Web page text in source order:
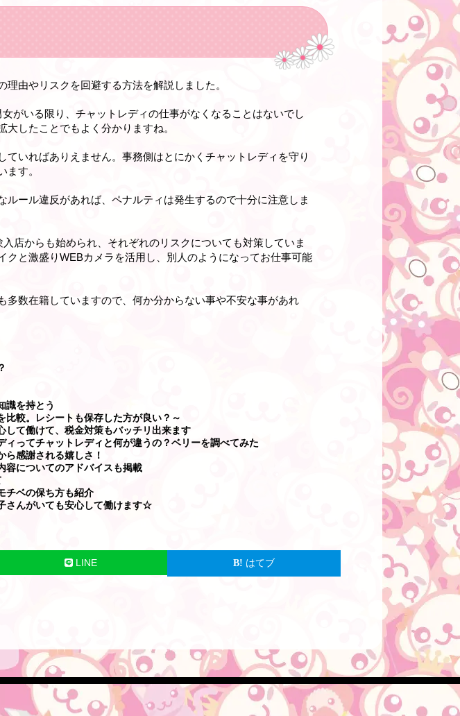
由やリスクを回避する方法を解説しました。
がいる限り、チャットレディの仕事がなくなることはないでし
したことでもよく分かりますね。
いればありえません。事務側はとにかくチャットレディを守り
す。
ール違反があれば、ペナルティは発生するので十分に注意しま
店からも始められ、それぞれのリスクについても対策していま
と激盛りWEBカメラを活用し、別人のようになってお仕事可能
数在籍していますので、何か分からない事や不安な事があれ
識を持とう
較。レシートも保存した方が良い？～
して働けて、税金対策もバッチリ出来ます
ってチャットレディと何が違うの？ベリーを調べてみた
感謝される嬉しさ！
容についてのアドバイスも掲載
チベの保ち方も紹介
さんがいても安心して働けます☆
LINE はてブ